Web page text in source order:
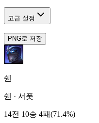
고급 설정
PNG로 저장
쉔
쉔 · 서폿
14전 10승 4패(71.4%)